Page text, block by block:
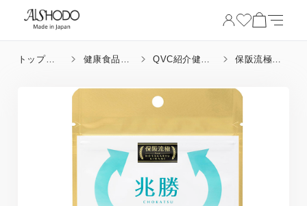
トップペ
健康食品_
QVC紹介健康
保阪流極